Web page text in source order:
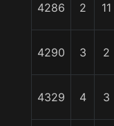
4286 2 11
4290 3 2
4329 4 3